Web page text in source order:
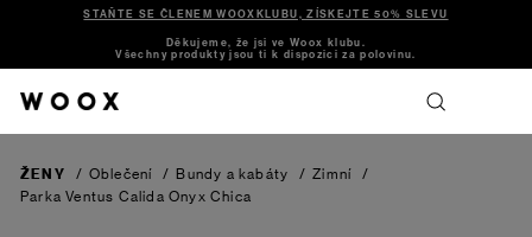
STAŇTE SE ČLENEM WOOXKLUBU, ZÍSKEJTE 50% SLEVU
Děkujeme, že jsi ve Woox klubu.
Všechny produkty jsou ti k dispozici za polovinu.
ŽENY / Oblečení / Bundy a kabáty / Zimní
/
Parka Ventus Calida Onyx Chica